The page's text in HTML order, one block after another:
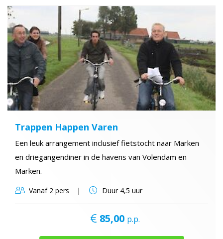
Trappen Happen Varen
Een leuk arrangement inclusief fietstocht naar Marken
en driegangendiner in de havens van Volendam en
Marken.
Vanaf2 pers Duur4,5 uur
85,00 p.p.